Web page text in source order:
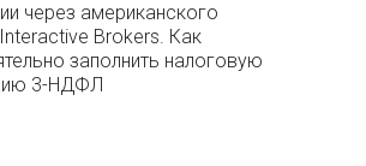
через американского
Brokers. Как
заполнить налоговую
3-НДФЛ